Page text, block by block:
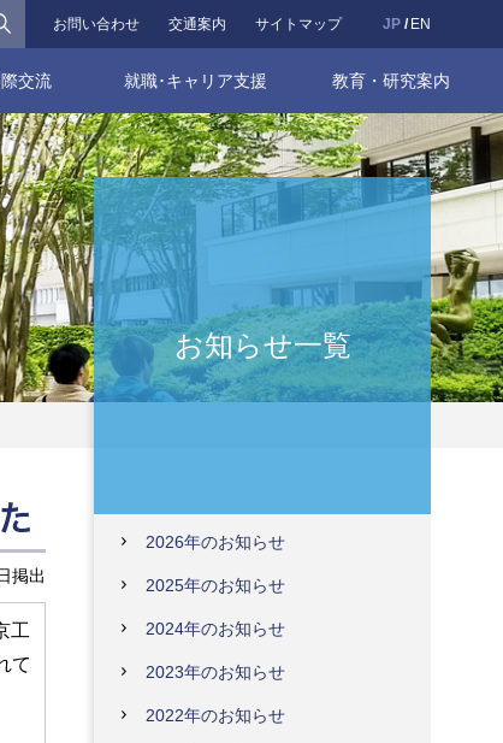
JP EN
お問い合わせ 交通案内 サイトマップ
検索
交流 就職･キャリア支援 教育・研究案内
掲出
工
て
お知らせ一覧
2026年のお知らせ
2025年のお知らせ
2024年のお知らせ
2023年のお知らせ
2022年のお知らせ